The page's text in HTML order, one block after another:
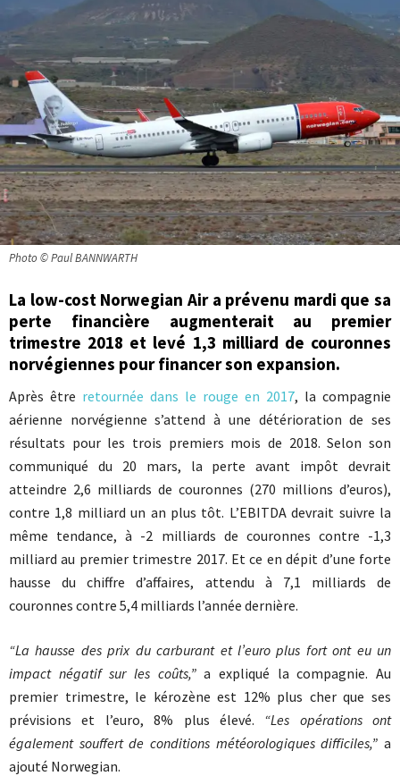
Photo © Paul BANNWARTH
La low-cost Norwegian Air a prévenu mardi que sa
perte financière augmenterait au premier
trimestre 2018 et levé 1,3 milliard de couronnes
norvégiennes pour financer son expansion.
Après être retournée dans le rouge en 2017, la compagnie
aérienne norvégienne s’attend à une détérioration de ses
résultats pour les trois premiers mois de 2018. Selon son
communiqué du 20 mars, la perte avant impôt devrait
atteindre 2,6 milliards de couronnes (270 millions d’euros),
contre 1,8 milliard un an plus tôt. L’EBITDA devrait suivre la
même tendance, à -2 milliards de couronnes contre -1,3
milliard au premier trimestre 2017. Et ce en dépit d’une forte
hausse du chiffre d’affaires, attendu à 7,1 milliards de
couronnes contre 5,4 milliards l’année dernière.
“La hausse des prix du carburant et l’euro plus fort ont eu un
impact négatif sur les coûts,”a expliqué la compagnie. Au
premier trimestre, le kérozène est 12% plus cher que ses
prévisions et l’euro, 8% plus élevé. “Les opérations ont
également souffert de conditions météorologiques difficiles,” a
ajouté Norwegian.